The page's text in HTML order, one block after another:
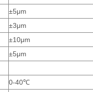
±5μm
±3μm
±10μm
±5μm
0-40℃